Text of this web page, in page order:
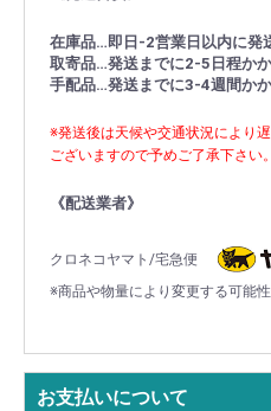
在庫品…即日-2営業日以内に発
取寄品…発送までに2-5日程かか
手配品…発送までに3-4週間かか
※発送後は天候や交通状況により
ございますので予めご了承下さい。
《配送業者》
クロネコヤマト/宅急便
※商品や物量により変更する可能性
お支払いについて